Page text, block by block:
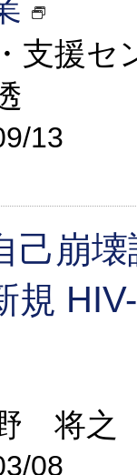
支援
13
己崩
規
将之
08